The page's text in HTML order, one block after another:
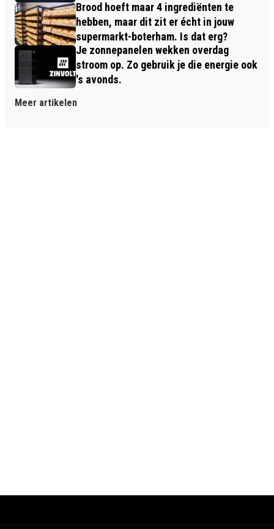
Brood hoeft maar 4 ingrediënten te
hebben, maar dit zit er écht in jouw
supermarkt-boterham. Is dat erg?
Je zonnepanelen wekken overdag
stroom op. Zo gebruik je die energie ook
's avonds.
Meer artikelen